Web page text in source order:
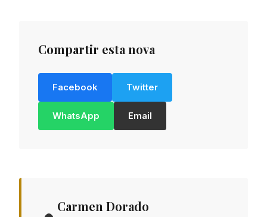
Compartir esta nova
Facebook Twitter
WhatsApp Email
Carmen Dorado